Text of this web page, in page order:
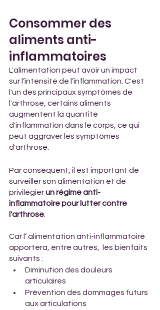
Consommer des
aliments anti-
inflammatoires
L'alimentation peut avoir un impact
sur l’intensité de l’inflammation. C'est
l'un des principaux symptômes de
l'arthrose, certains aliments
augmentent la quantité
d'inflammation dans le corps, ce qui
peut aggraver les symptômes
d'arthrose.
Par conséquent, il est important de
surveiller son alimentation et de
privilégier un régime anti-
inflammatoire pour lutter contre
l'arthrose
Car l’ alimentation anti-inflammatoire
apportera, entre autres,  les bienfaits
suivants :
Diminution des douleurs
articulaires
Prévention des dommages futurs
aux articulations